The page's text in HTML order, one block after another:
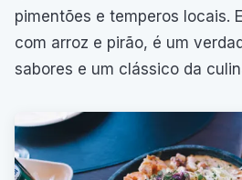
pimentões e temperos locais.
com arroz e pirão, é um
sabores e um clássico da